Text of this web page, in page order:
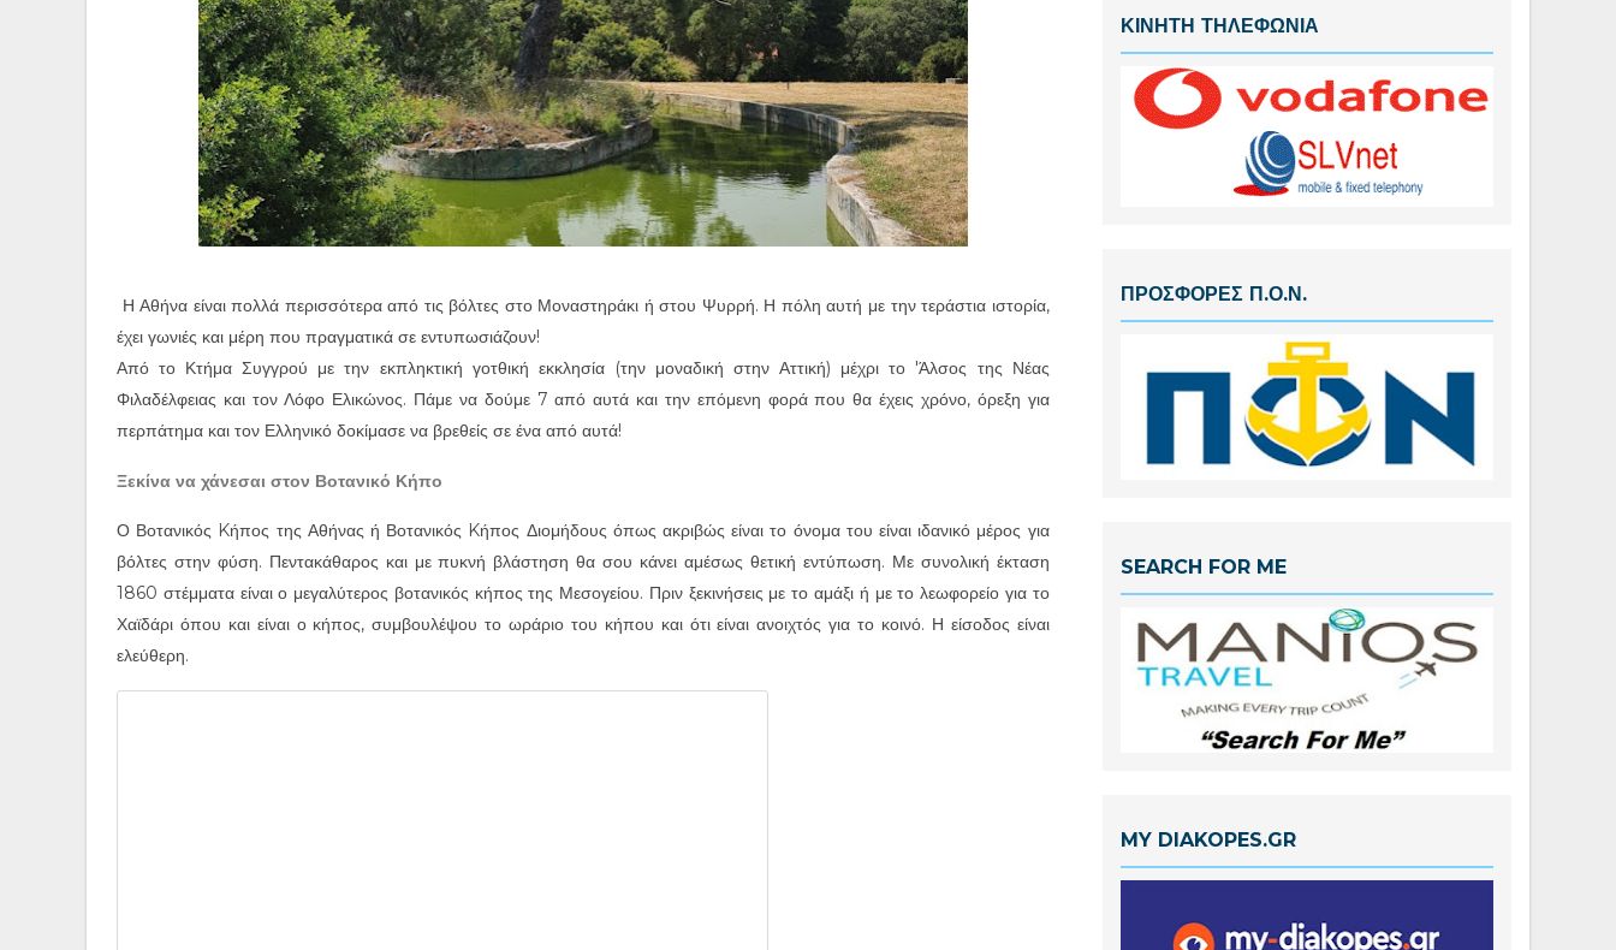
Η Αθήνα είναι πολλά περισσότερα από τις βόλτες στο Μοναστηράκι ή στου Ψυρρή. Η πόλη αυτή με την τεράστια ιστορία,
έχει γωνιές και μέρη που πραγματικά σε εντυπωσιάζουν!
Από το Κτήμα Συγγρού με την εκπληκτική γοτθική εκκλησία (την μοναδική στην Αττική) μέχρι το 'Άλσος της Νέας
Φιλαδέλφειας και τον Λόφο Ελικώνος. Πάμε να δούμε 7 από αυτά και την επόμενη φορά που θα έχεις χρόνο, όρεξη για
περπάτημα και τον Ελληνικό δοκίμασε να βρεθείς σε ένα από αυτά!
Ξεκίνα να χάνεσαι στον Βοτανικό Κήπο
Ο Βοτανικός Kήπος της Αθήνας ή Βοτανικός Kήπος Διομήδους όπως ακριβώς είναι το όνομα του είναι ιδανικό μέρος για
βόλτες στην φύση. Πεντακάθαρος και με πυκνή βλάστηση θα σου κάνει αμέσως θετική εντύπωση. Με συνολική έκταση
1860 στέμματα είναι ο μεγαλύτερος βοτανικός κήπος της Μεσογείου. Πριν ξεκινήσεις με το αμάξι ή με το λεωφορείο για το
Χαϊδάρι όπου και είναι ο κήπος, συμβουλέψου το ωράριο του κήπου και ότι είναι ανοιχτός για το κοινό. Η είσοδος είναι
ελεύθερη.
ΚΙΝΗΤΗ ΤΗΛΕΦΩΝΙΑ
ΠΡΟΣΦΟΡΕΣ Π.Ο.Ν.
SEARCH FOR ME
MY DIAKOPES.GR